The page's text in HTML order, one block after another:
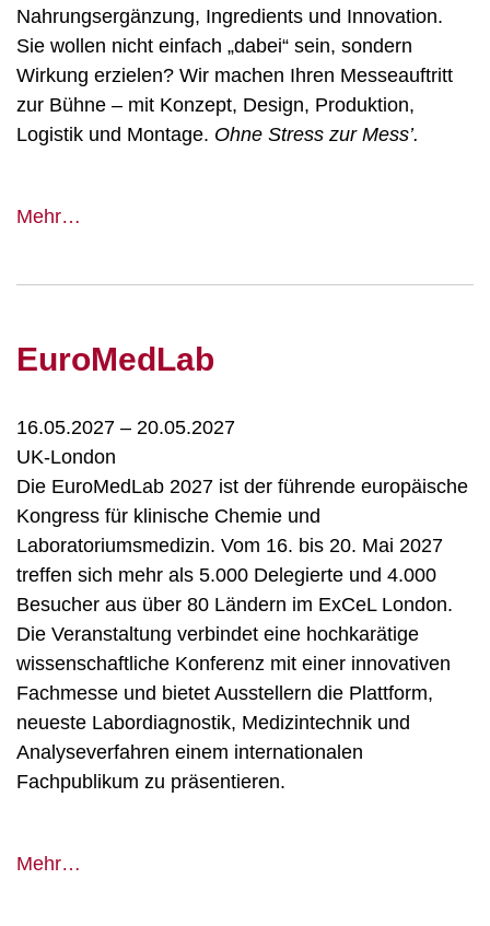
Nahrungsergänzung, Ingredients und Innovation.
Sie wollen nicht einfach „dabei“ sein, sondern
Wirkung erzielen? Wir machen Ihren Messeauftritt
zur Bühne – mit Konzept, Design, Produktion,
Logistik und Montage. Ohne Stress zur Mess’.
Mehr…
EuroMedLab
16.05.2027 – 20.05.2027
UK-London
Die EuroMedLab 2027 ist der führende europäische
Kongress für klinische Chemie und
Laboratoriumsmedizin. Vom 16. bis 20. Mai 2027
treffen sich mehr als 5.000 Delegierte und 4.000
Besucher aus über 80 Ländern im ExCeL London.
Die Veranstaltung verbindet eine hochkarätige
wissenschaftliche Konferenz mit einer innovativen
Fachmesse und bietet Ausstellern die Plattform,
neueste Labordiagnostik, Medizintechnik und
Analyseverfahren einem internationalen
Fachpublikum zu präsentieren.
Mehr…